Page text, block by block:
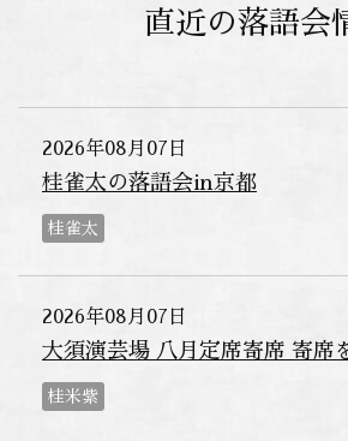
直近の落語会
2026年08月07日
桂雀太の落語会in京都
桂雀太
2026年08月07日
大須演芸場 八月定席寄席 寄席
桂米紫